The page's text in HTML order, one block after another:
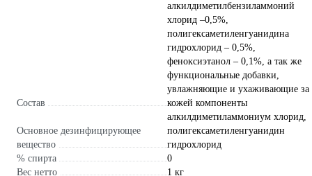
Состав
алкилдиметилбензиламмоний
хлорид –0,5%,
полигексаметиленгуанидина
гидрохлорид – 0,5%,
феноксиэтанол – 0,1%, а так же
функциональные добавки,
увлажняющие и ухаживающие за
кожей компоненты
Основное дезинфицирующее
вещество
алкилдиметиламмониум хлорид,
полигексаметиленгуанидин
гидрохлорид
% спирта
0
Вес нетто
1 кг